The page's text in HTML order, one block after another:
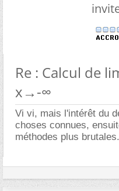
Re : Calcul de
x→-∞
Vi vi, mais l'intérêt du
choses connues,
méthodes plus brutales.